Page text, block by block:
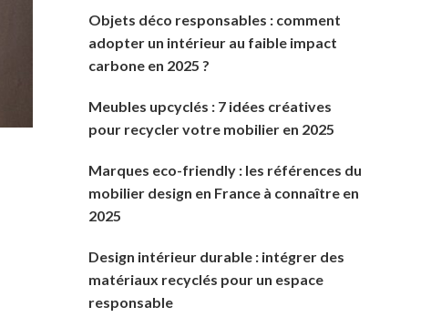
Objets déco responsables : comment
adopter un intérieur au faible impact
carbone en 2025 ?
Meubles upcyclés : 7 idées créatives
pour recycler votre mobilier en 2025
Marques eco-friendly : les références du
mobilier design en France à connaître en
2025
Design intérieur durable : intégrer des
matériaux recyclés pour un espace
responsable